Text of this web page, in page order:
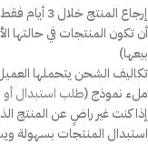
إرجاع المنتج خلال 3 أيام فقط من تاريخ الاستلام.
أن تكون المنتجات في حالتها
بيعها)
تكاليف الشحن يتحملها
ملء نموذج (طلب استبدال أو
إذا كنت غير راضٍ عن المنتج
استبدال المنتجات بسهولة